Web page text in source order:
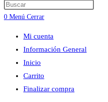
de
la
web
0 Menú Cerrar
Mi cuenta
Información General
Inicio
Carrito
Finalizar compra